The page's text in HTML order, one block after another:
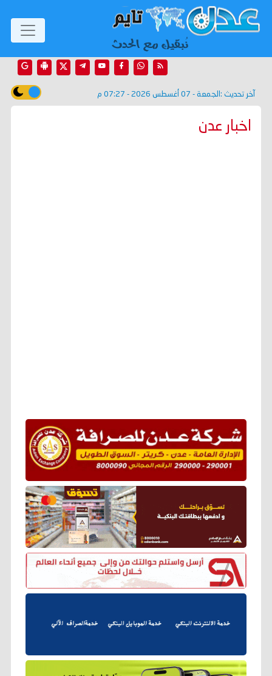
آخر تحديث : الجمعة - 07 أغسطس 2026 - 07:27 م
اخبار عدن